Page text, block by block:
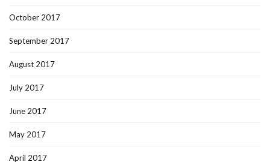
October 2017
September 2017
August 2017
July 2017
June 2017
May 2017
April 2017